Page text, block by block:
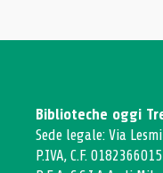
Biblioteche oggi
Sede legale: Via
P.IVA, C.F.